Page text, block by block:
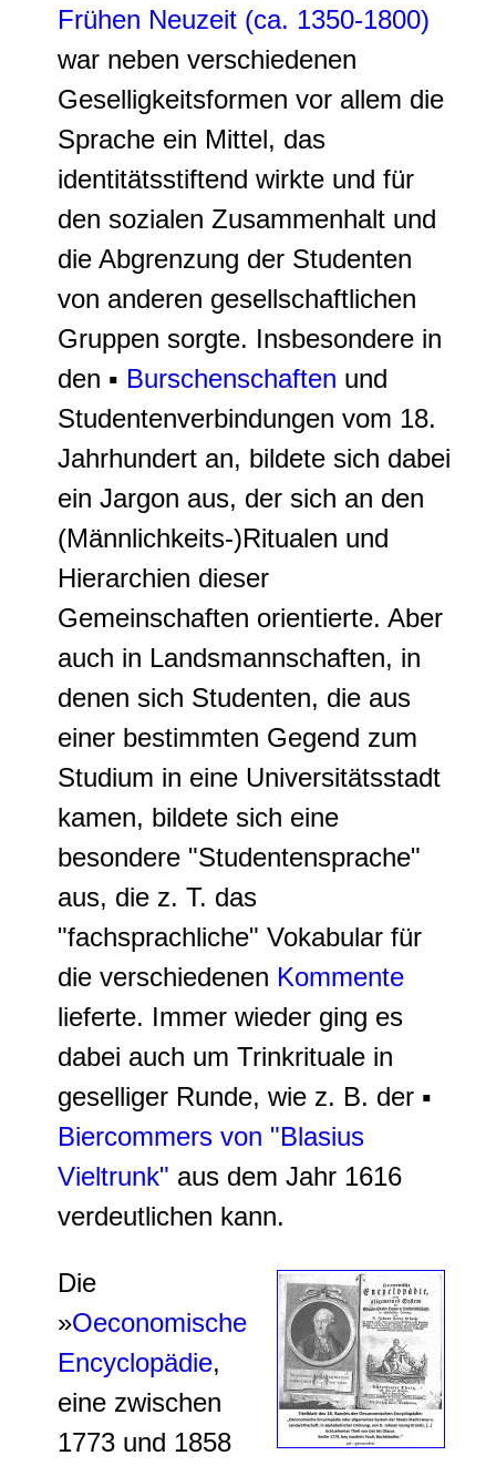
Frühen Neuzeit (ca. 1350-1800)
war neben verschiedenen
Geselligkeitsformen vor allem die
Sprache ein Mittel, das
identitätsstiftend wirkte und für
den sozialen Zusammenhalt und
die Abgrenzung der Studenten
von anderen gesellschaftlichen
Gruppen sorgte. Insbesondere in
den ▪ Burschenschaften und
Studentenverbindungen vom 18.
Jahrhundert an, bildete sich dabei
ein Jargon aus, der sich an den
(Männlichkeits-)Ritualen und
Hierarchien dieser
Gemeinschaften orientierte. Aber
auch in Landsmannschaften, in
denen sich Studenten, die aus
einer bestimmten Gegend zum
Studium in eine Universitätsstadt
kamen, bildete sich eine
besondere "Studentensprache"
aus, die z. T. das
"fachsprachliche" Vokabular für
die verschiedenen Kommente
lieferte. Immer wieder ging es
dabei auch um Trinkrituale in
geselliger Runde, wie z. B. der ▪
Biercommers von "Blasius
Vieltrunk" aus dem Jahr 1616
verdeutlichen kann.
Die
»Oeconomische
Encyclopädie,
eine zwischen
1773 und 1858